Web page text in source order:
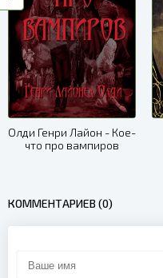
Олди Генри Лайон - Кое-
что про вампиров
КОММЕНТАРИЕВ (0)